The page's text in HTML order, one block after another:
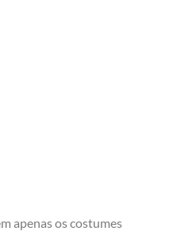
apenas os costumes